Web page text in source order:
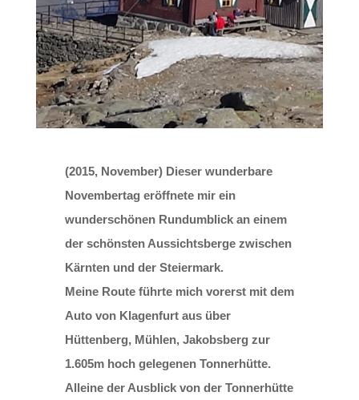
(2015, November) Dieser wunderbare
Novembertag eröffnete mir ein
wunderschönen Rundumblick an einem
der schönsten Aussichtsberge zwischen
Kärnten und der Steiermark.
Meine Route führte mich vorerst mit dem
Auto von Klagenfurt aus über
Hüttenberg, Mühlen, Jakobsberg zur
1.605m hoch gelegenen Tonnerhütte.
Alleine der Ausblick von der Tonnerhütte